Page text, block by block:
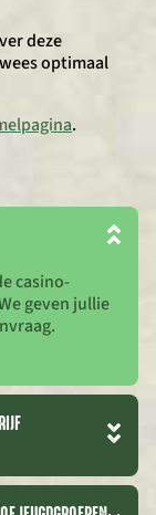
casino-
geven jullie
deze
optimaal
.